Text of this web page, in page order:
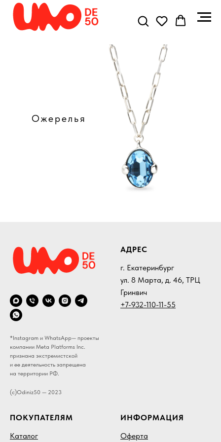
Ожерелья
*Instagram и WhatsApp— проекты
компании Meta Platforms Inc.
признана экстремистской
и ее деятельность запрещена
на территории РФ.
(c)Odiniz50 — 2023
АДРЕС
г. Екатеринбург
ул. 8 Марта, д. 46, ТРЦ
Гринвич
+7-932-110-11-55
ПОКУПАТЕЛЯМ
Каталог
ИНФОРМАЦИЯ
Оферта